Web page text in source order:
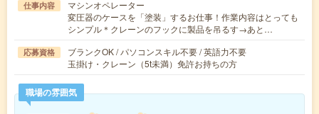
仕事内容
マシンオペレーター
変圧器のケースを「塗装」するお仕事！作業内容はとっても
シンプル＊クレーンのフックに製品を吊るす→あと…
応募資格
ブランクOK / パソコンスキル不要 / 英語力不要
玉掛け・クレーン（5t未満）免許お持ちの方
職場の雰囲気